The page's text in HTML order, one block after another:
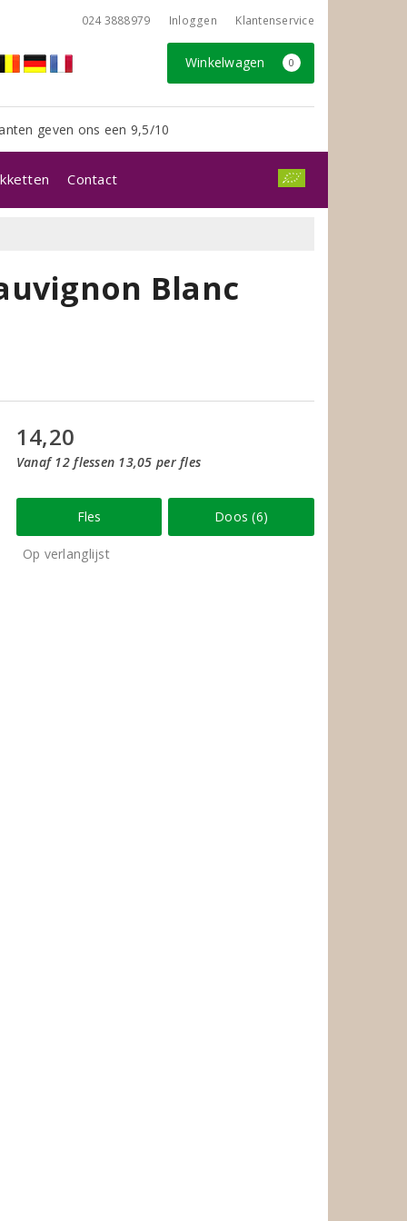
024 3888979 Inloggen Klantenservice
Winkelwagen 0
geven ons een 9,5/10
Contact
Blanc
14,20
Vanaf 12 flessen 13,05 per fles
Fles Doos (6)
Op verlanglijst